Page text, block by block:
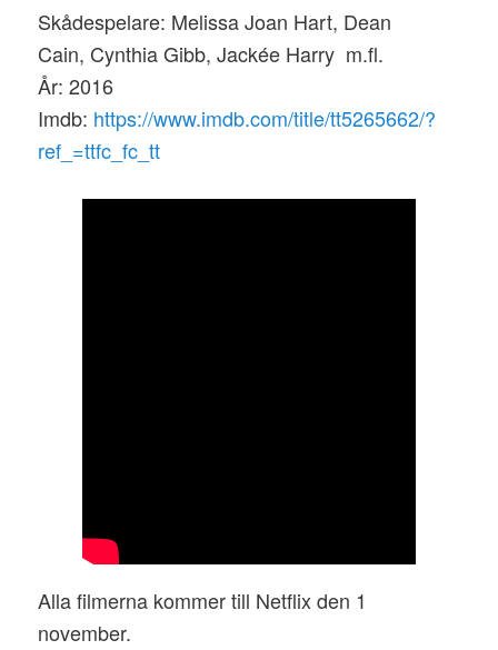
Skådespelare: Melissa Joan Hart, Dean
Cain, Cynthia Gibb, Jackée Harry m.fl.
År: 2016
Imdb: https://www.imdb.com/title/tt5265662/?
ref_=ttfc_fc_tt
Alla filmerna kommer till Netflix den 1
november.